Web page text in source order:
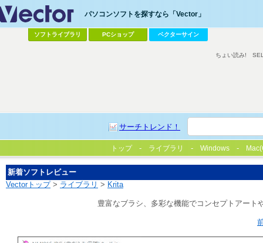
パソコンソフトを探すなら「Vector」
ソフトライブラリ PCショップ ベクターサイン
サーチトレンド！
ちょい読み!
トップ ライブラリ Windows
新着ソフトレビュー
Vectorトップ> ライブラリ > Krita
豊富なブラシ、多彩な機能でコンセプトアート